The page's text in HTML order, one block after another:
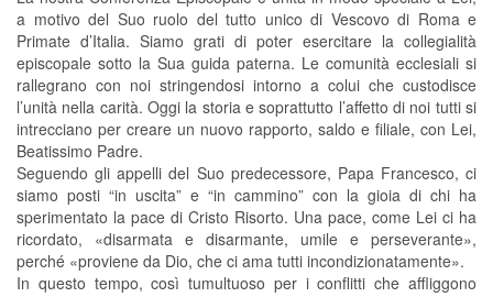
a motivo del Suo ruolo del tutto unico di Vescovo di Roma e
Primate d’Italia. Siamo grati di poter esercitare la collegialità
episcopale sotto la Sua guida paterna. Le comunità ecclesiali si
rallegrano con noi stringendosi intorno a colui che custodisce
l’unità nella carità. Oggi la storia e soprattutto l’affetto di noi tutti si
intrecciano per creare un nuovo rapporto, saldo e filiale, con Lei,
Beatissimo Padre.
Seguendo gli appelli del Suo predecessore, Papa Francesco, ci
siamo posti “in uscita” e “in cammino” con la gioia di chi ha
sperimentato la pace di Cristo Risorto. Una pace, come Lei ci ha
ricordato, «disarmata e disarmante, umile e perseverante»,
perché «proviene da Dio, che ci ama tutti incondizionatamente».
In questo tempo, così tumultuoso per i conflitti che affliggono